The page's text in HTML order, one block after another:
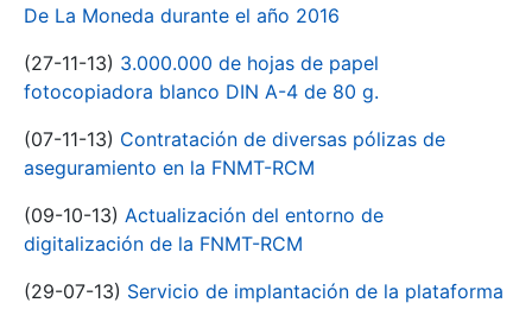
De La Moneda durante el año 2016
(27-11-13) 3.000.000 de hojas de papel
fotocopiadora blanco DIN A-4 de 80 g.
(07-11-13) Contratación de diversas pólizas de
aseguramiento en la FNMT-RCM
(09-10-13) Actualización del entorno de
digitalización de la FNMT-RCM
(29-07-13) Servicio de implantación de la plataforma